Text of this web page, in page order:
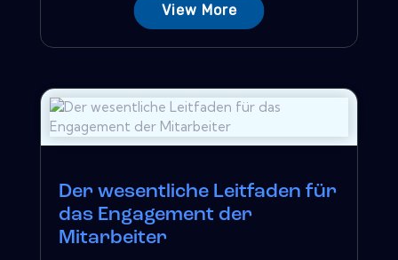
View More
Der wesentliche Leitfaden für
das Engagement der
Mitarbeiter